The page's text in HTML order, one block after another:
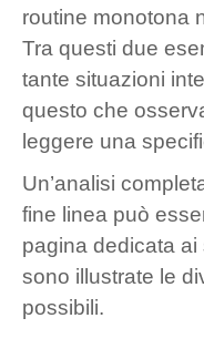
routine monotona
Tra questi due
tante situazioni
questo che
leggere una
Un’analisi
fine linea può
pagina dedicata ai
sono illustrate le
possibili.